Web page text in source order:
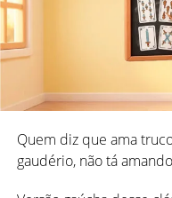
vivência coletiva, da
manual de instruções
e se adaptam com o
No mais, sãoformas de
convívio coletivo. Uma
outro.
*Melhores jogos para
Quem diz que ama
gaudério, não tá